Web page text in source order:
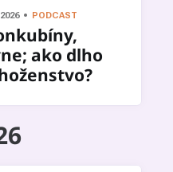
PODCAST
ako dlho